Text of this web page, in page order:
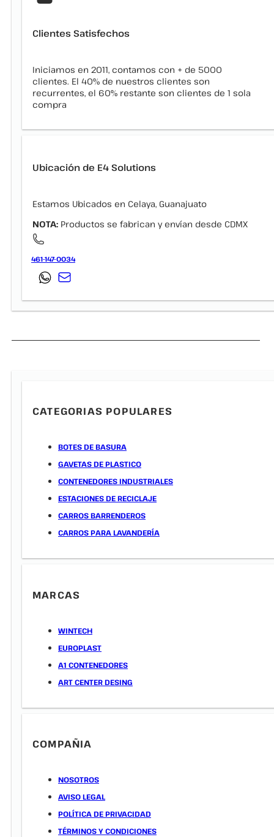
Clientes Satisfechos
Iniciamos en 2011, contamos con + de 5000
clientes. El 40% de nuestros clientes son
recurrentes, el 60% restante son clientes de 1 sola
compra
Ubicación de E4 Solutions
Estamos Ubicados en Celaya, Guanajuato
NOTA: Productos se fabrican y envían desde CDMX
461-147-0034
CATEGORIAS POPULARES
BOTES DE BASURA
GAVETAS DE PLASTICO
CONTENEDORES INDUSTRIALES
ESTACIONES DE RECICLAJE
CARROS BARRENDEROS
CARROS PARA LAVANDERÍA
MARCAS
WINTECH
EUROPLAST
A1 CONTENEDORES
ART CENTER DESING
COMPAÑIA
NOSOTROS
AVISO LEGAL
POLÍTICA DE PRIVACIDAD
TÉRMINOS Y CONDICIONES